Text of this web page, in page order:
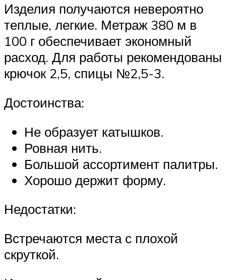
Изделия получаются невероятно
теплые, легкие. Метраж 380 м в
100 г обеспечивает экономный
расход. Для работы рекомендованы
крючок 2,5, спицы №2,5-3.
Достоинства:
Не образует катышков.
Ровная нить.
Большой ассортимент палитры.
Хорошо держит форму.
Недостатки:
Встречаются места с плохой
скруткой.